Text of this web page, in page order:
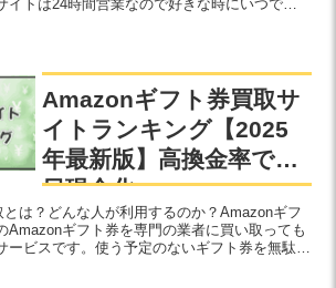
イトは24時間営業なので好きな時にいつでも
Amazonギフト券買取サ
イトランキング【2025
年最新版】高換金率で即
日現金化
は？どんな人が利用するのか？Amazonギフ
Amazonギフト券を専門の業者に買い取っても
ービスです​。使う予定のないギフト券を無駄に